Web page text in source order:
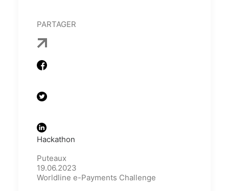
PARTAGER
Hackathon
Puteaux
19.06.2023
Worldline e-Payments Challenge